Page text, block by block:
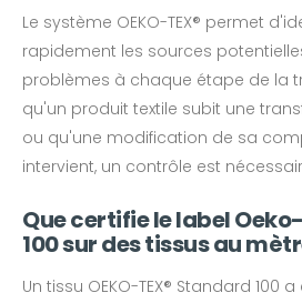
Le système OEKO-TEX® permet
rapidement les sources
problèmes à chaque étape de la
qu'un produit textile subit une
ou qu'une modification de sa
intervient, un contrôle est
Que certifie le label
100 sur des tissus au
Un tissu OEKO-TEX® Standard 100